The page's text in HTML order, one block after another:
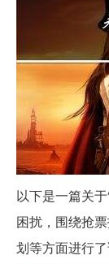
以下是一篇关
困扰，围绕抢
划等方面进行了